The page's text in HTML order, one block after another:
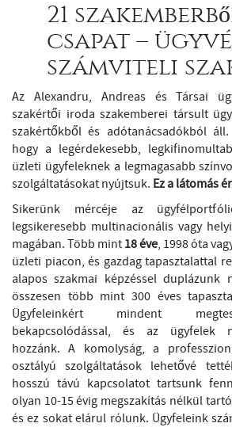
21
csapat –
számviteli
Az Alexandru, Andreas és Társai
szakértői iroda szakemberei társult
szakértőkből és adótanácsadókból
hogy a legérdekesebb,
üzleti ügyfeleknek a legmagasabb
szolgáltatásokat nyújtsuk. Ez a látomás
Sikerünk mércéje az
legsikeresebb multinacionális vagy
magában. Több mint 18 éve, 1998 óta
üzleti piacon, és gazdag tapasztalattal
alapos szakmai képzéssel duplázunk
összesen több mint 300 éves
Ügyfeleinkért mindent
bekapcsolódással, és az ügyfelek
hozzánk. A komolyság, a
osztályú szolgáltatások lehetővé
hosszú távú kapcsolatot tartsunk
olyan 10-15 évig megszakítás nélkül
és ez sokat elárul rólunk. Ügyfeleink